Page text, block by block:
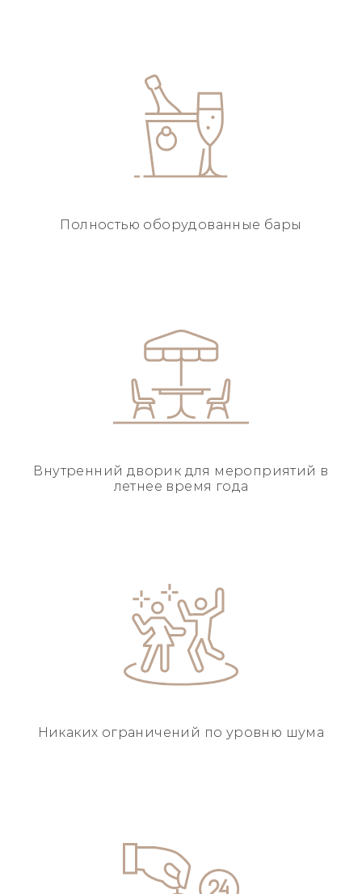
Полностью оборудованные бары
Внутренний дворик для мероприятий в
летнее время года
Никаких ограничений по уровню шума